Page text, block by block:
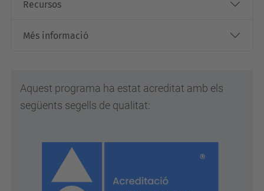
Recursos
Més informació
Aquest programa ha estat acreditat amb els
següents segells de qualitat: